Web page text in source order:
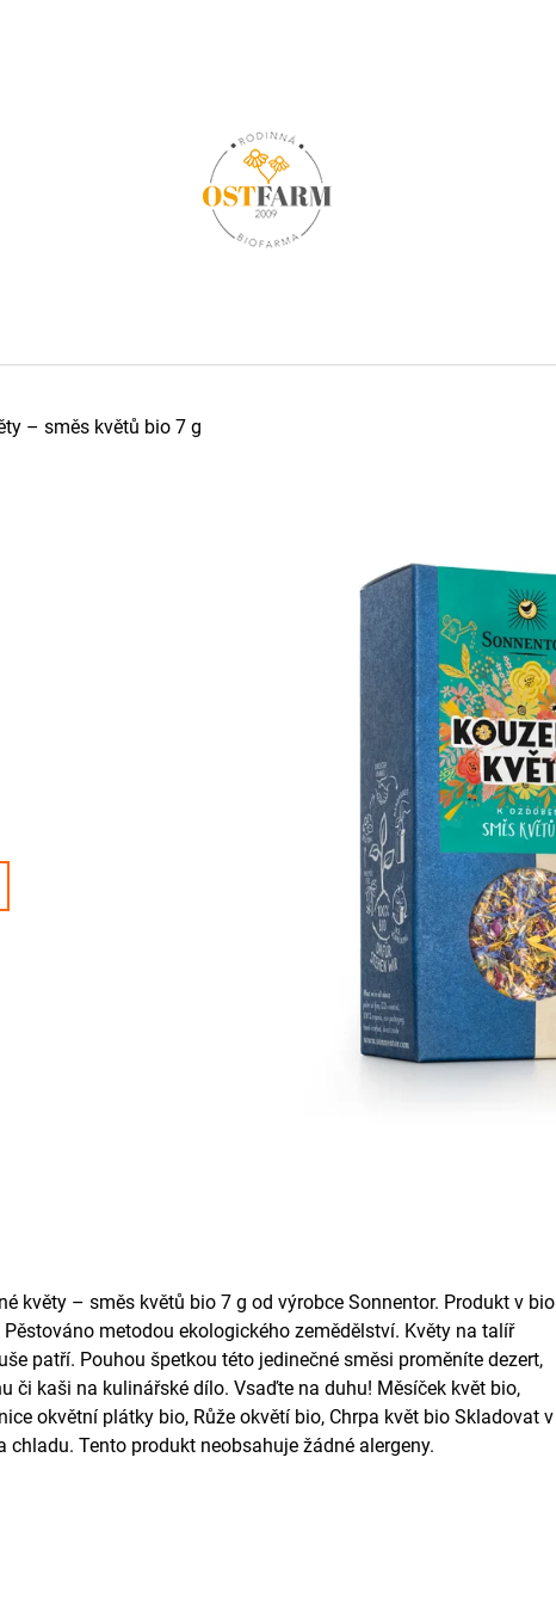
– směs květů bio 7 g
květy – směs květů bio 7 g od výrobce Sonnentor. Produkt v bio
Pěstováno metodou ekologického zemědělství. Květy na talíř
patří. Pouhou špetkou této jedinečné směsi proměníte dezert,
či kaši na kulinářské dílo. Vsaďte na duhu! Měsíček květ bio,
okvětní plátky bio, Růže okvětí bio, Chrpa květ bio Skladovat v
chladu. Tento produkt neobsahuje žádné alergeny.
CO POTŘEBUJETE NAJÍT?
HLEDAT
MARIÁNSKÝ BIO, 120
130 Kč